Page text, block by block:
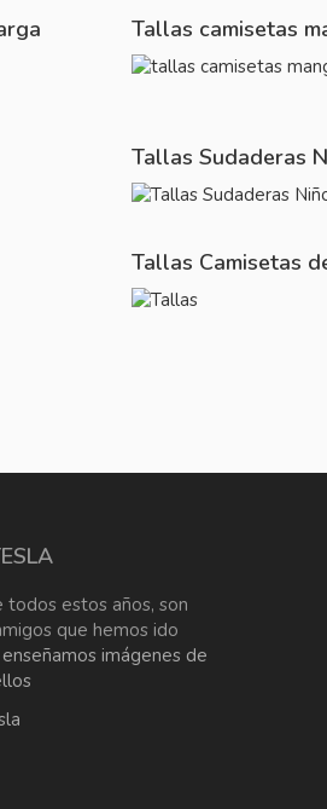
Tallas camisetas
Tallas Sudaderas
Tallas Camisetas
estos años, son
que hemos ido
imágenes de